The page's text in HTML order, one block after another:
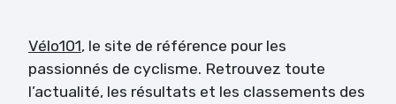
Vélo101, le site de référence pour les
passionnés de cyclisme. Retrouvez toute
l’actualité, les résultats et les classements des